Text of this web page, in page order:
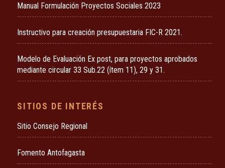
Manual Formulación Proyectos Sociales 2023
Instructivo para creación presupuestaria FIC-R 2021.
Modelo de Evaluación Ex post, para proyectos aprobados
mediante circular 33 Sub.22 (ítem 11), 29 y 31.
SITIOS DE INTERÉS
Sitio Consejo Regional
Fomento Antofagasta